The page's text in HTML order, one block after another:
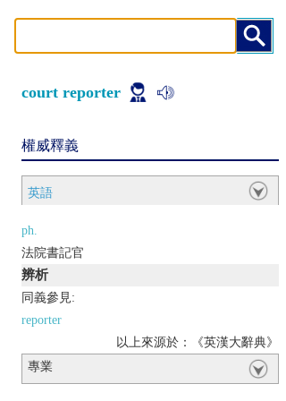
court reporter
權威釋義
英語
ph.
法院書記官
辨析
同義參見:
reporter
以上來源於：《英漢大辭典》
專業